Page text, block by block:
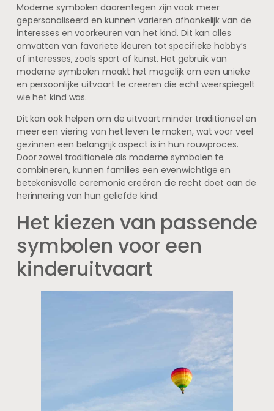
Moderne symbolen daarentegen zijn vaak meer
gepersonaliseerd en kunnen variëren afhankelijk van de
interesses en voorkeuren van het kind. Dit kan alles
omvatten van favoriete kleuren tot specifieke hobby’s
of interesses, zoals sport of kunst. Het gebruik van
moderne symbolen maakt het mogelijk om een unieke
en persoonlijke uitvaart te creëren die echt weerspiegelt
wie het kind was.
Dit kan ook helpen om de uitvaart minder traditioneel en
meer een viering van het leven te maken, wat voor veel
gezinnen een belangrijk aspect is in hun rouwproces.
Door zowel traditionele als moderne symbolen te
combineren, kunnen families een evenwichtige en
betekenisvolle ceremonie creëren die recht doet aan de
herinnering van hun geliefde kind.
Het kiezen van passende
symbolen voor een
kinderuitvaart